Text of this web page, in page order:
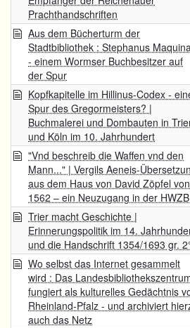
Prachthandschriften
Aus dem Bücherturm der
Stadtbibliothek : Stephanus
- einem Wormser Buchbesitzer auf
der Spur
Kopfkapitelle im Hillinus-Codex -
Spur des Gregormeisters? |
Buchmalerei und Dombauten in
und Köln im 10. Jahrhundert
"Vnd beschreib die Waffen vnd den
Mann..." | Vergils Aeneis-
aus dem Haus von David Zöpfel von
1562 – ein Neuzugang in der HWZB
Trier macht Geschichte |
Erinnerungspolitik im 14.
und die Handschrift 1354/1693 gr.
Wo selbst das Internet gesammelt
wird : Das
fungiert als kulturelles Gedächtnis
Rheinland-Pfalz - und archiviert
auch das Netz